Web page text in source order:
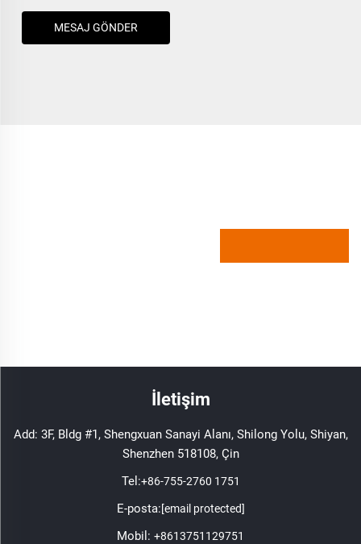
MESAJ GÖNDER
İletişim
Add: 3F, Bldg #1, Shengxuan Sanayi Alanı, Shilong Yolu, Shiyan,
Shenzhen 518108, Çin
Tel:+86-755-2760 1751
E-posta:[email protected]
Mobil: +8613751129751